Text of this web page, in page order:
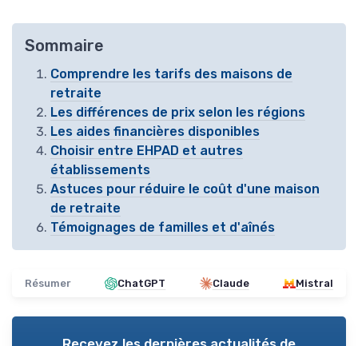
Sommaire
Comprendre les tarifs des maisons de
retraite
Les différences de prix selon les régions
Les aides financières disponibles
Choisir entre EHPAD et autres
établissements
Astuces pour réduire le coût d'une maison
de retraite
Témoignages de familles et d'aînés
Résumer ChatGPT Claude Mistral